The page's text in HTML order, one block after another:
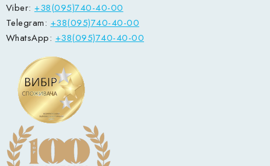
Viber: +38(095)740-40-00
Telegram: +38(095)740-40-00
WhatsApp: +38(095)740-40-00